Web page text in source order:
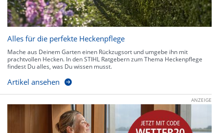
Alles für die perfekte Heckenpflege
Mache aus Deinem Garten einen Rückzugsort und umgebe ihn mit
prachtvollen Hecken. In den STIHL Ratgebern zum Thema Heckenpflege
findest Du alles, was Du wissen musst.
Artikel ansehen
ANZEIGE